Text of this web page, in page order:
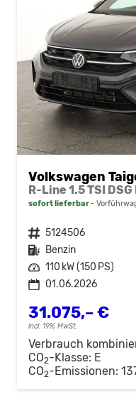
Volkswagen
sofort lieferbar
Fahrzeugnr. 5124506
Kraftstoff Benzin
Leistung 110 kW (150 PS)
01.06.2026
31.075,– €
incl. 19% MwSt.
Verbrauch
CO2-Klasse: E
CO2-Emissionen: